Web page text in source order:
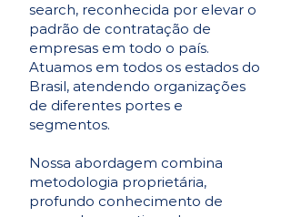
search, reconhecida por elevar o
padrão de contratação de
empresas em todo o país.
Atuamos em todos os estados do
Brasil, atendendo organizações
de diferentes portes e
segmentos.
Nossa abordagem combina
metodologia proprietária,
profundo conhecimento de